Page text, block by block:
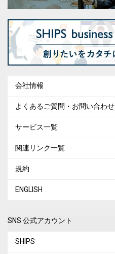
会社情報
よくあるご質問・お問い合わせ
サービス一覧
関連リンク一覧
規約
ENGLISH
SNS 公式アカウント
SHIPS